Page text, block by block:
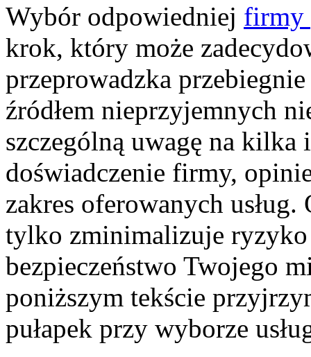
Wybór odpowiedniej firmy
krok, który może
przeprowadzka
źródłem nieprzyjemnych
szczególną uwagę na
doświadczenie firmy,
zakres oferowanych
tylko zminimalizuje ryzyko
bezpieczeństwo Twojego
poniższym tekście
pułapek przy wyborze